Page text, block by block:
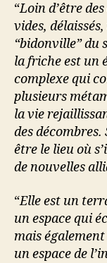
“Loin d’être des
vides,
“bidonville” du
la friche est un
complexe qui
plusieurs
la vie
des
être le lieu où
de nouvelles
“Elle est un
un espace qui
mais également
un espace de